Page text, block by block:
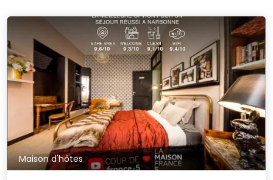
Maison d'hôtes